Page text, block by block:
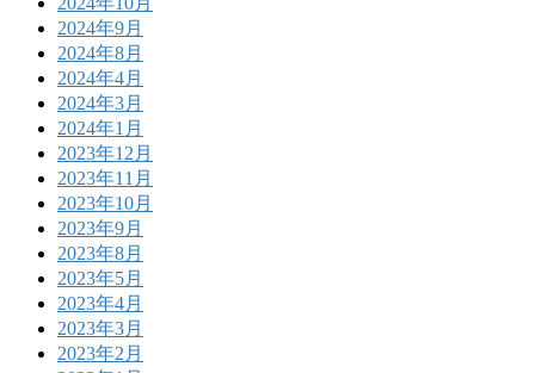
2024年9月
2024年8月
2024年4月
2024年3月
2024年1月
2023年12月
2023年11月
2023年10月
2023年9月
2023年8月
2023年5月
2023年4月
2023年3月
2023年2月